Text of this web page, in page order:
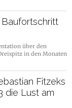
über den
in den Monaten
Fitzeks
die Lust am